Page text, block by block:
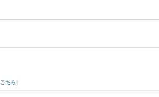
こちら)